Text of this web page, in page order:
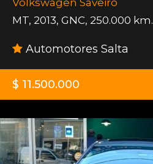
MT, 2013, GNC, 250.000 km.
Automotores Salta
$ 11.500.000